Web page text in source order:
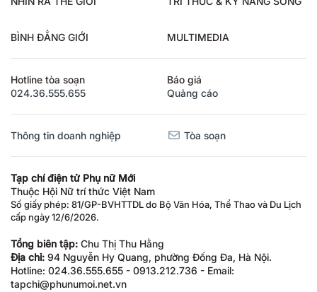
BÌNH ĐẲNG GIỚI MULTIMEDIA
Hotline tòa soạn
024.36.555.655
Báo giá
Quảng cáo
Thông tin doanh nghiệp Tòa soạn
Tạp chí điện tử Phụ nữ Mới
Thuộc Hội Nữ trí thức Việt Nam
Số giấy phép: 81/GP-BVHTTDL do Bộ Văn Hóa, Thể Thao và Du Lịch
cấp ngày 12/6/2026.
Tổng biên tập: Chu Thị Thu Hằng
Địa chỉ: 94 Nguyễn Hy Quang, phường Đống Đa, Hà Nội.
Hotline: 024.36.555.655 - 0913.212.736 - Email:
tapchi@phunumoi.net.vn